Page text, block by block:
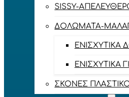
SISSY-
ΔΟΛΏΜΑΤΑ-
ΕΝΙΣΧΥΤΙΚΆ
ΣΚΌΝΕΣ